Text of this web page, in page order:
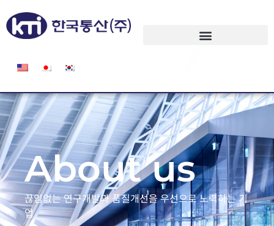
About us
끊임없는 연구개발과 품질개선을 우선으로 노력하는 기
업